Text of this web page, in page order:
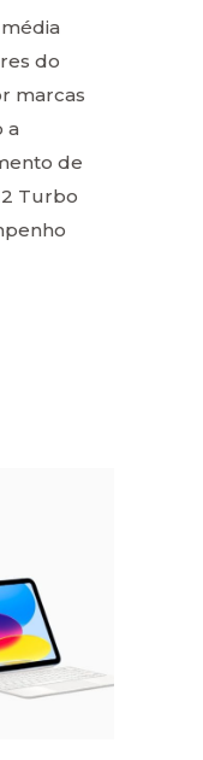
do
marcas
a
de
Turbo